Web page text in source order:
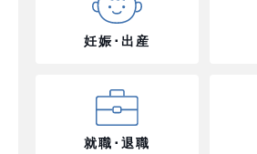
妊娠･出産
就職･退職